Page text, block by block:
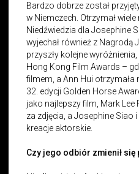
Bardzo dobrze został
w Niemczech. Otrzymał
Niedźwiedzia dla Josephine
wyjechał również z Nagrodą
przyszły kolejne
Hong Kong Film Awards –
filmem, a Ann Hui otrzymała
32. edycji Golden Horse
jako najlepszy film, Mark Lee
za zdjęcia, a Josephine Siao
kreacje aktorskie.
Czy jego odbiór zmienił się